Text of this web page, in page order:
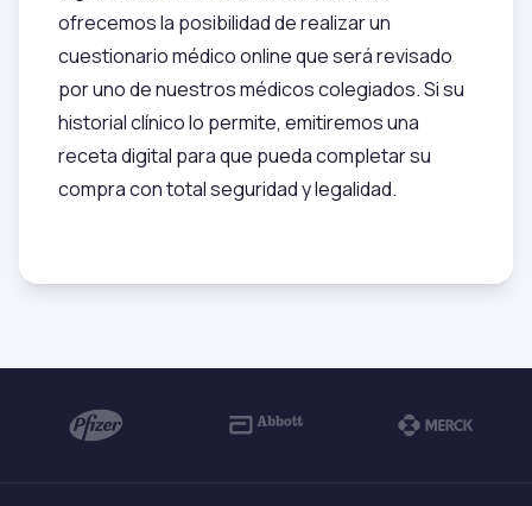
ofrecemos la posibilidad de realizar un
cuestionario médico online que será revisado
por uno de nuestros médicos colegiados. Si su
historial clínico lo permite, emitiremos una
receta digital para que pueda completar su
compra con total seguridad y legalidad.